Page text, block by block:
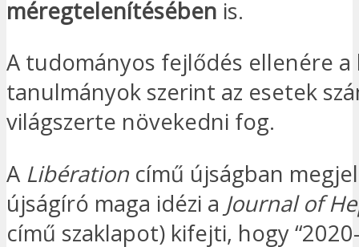
méregtelenítésében is.
A tudományos fejlődés ellenére
tanulmányok szerint az esetek
világszerte növekedni fog.
A Libération című újságban
újságíró maga idézi a Journal of
című szaklapot) kifejti, hogy